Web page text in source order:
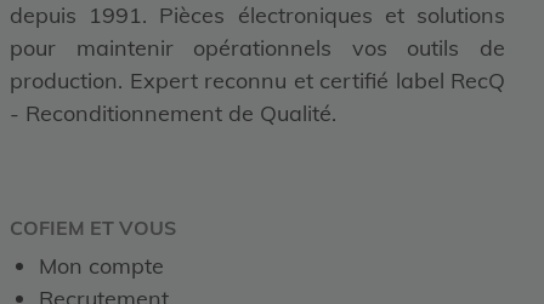
depuis 1991. Pièces électroniques et solutions
pour maintenir opérationnels vos outils de
production. Expert reconnu et certifié label RecQ
- Reconditionnement de Qualité.
COFIEM ET VOUS
Mon compte